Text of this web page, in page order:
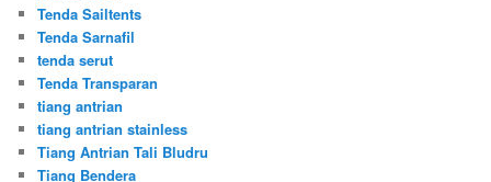
Tenda Sailtents
Tenda Sarnafil
tenda serut
Tenda Transparan
tiang antrian
tiang antrian stainless
Tiang Antrian Tali Bludru
Tiang Bendera